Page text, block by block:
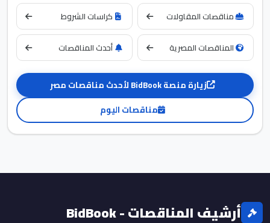
مناقصات المقاولات كراسات الشروط
المناقصات المصرية أحدث المناقصات
زيارة منصة BidBook لأحدث مناقصات مصر
مناقصات اليوم
أرشيف المناقصات - BidBook